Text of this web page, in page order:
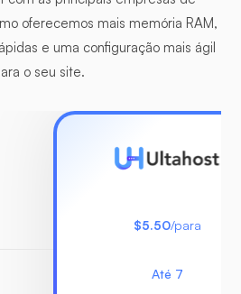
oferecemos mais memória RAM,
e uma configuração mais ágil
o seu site.
$5.50/para
Até 7